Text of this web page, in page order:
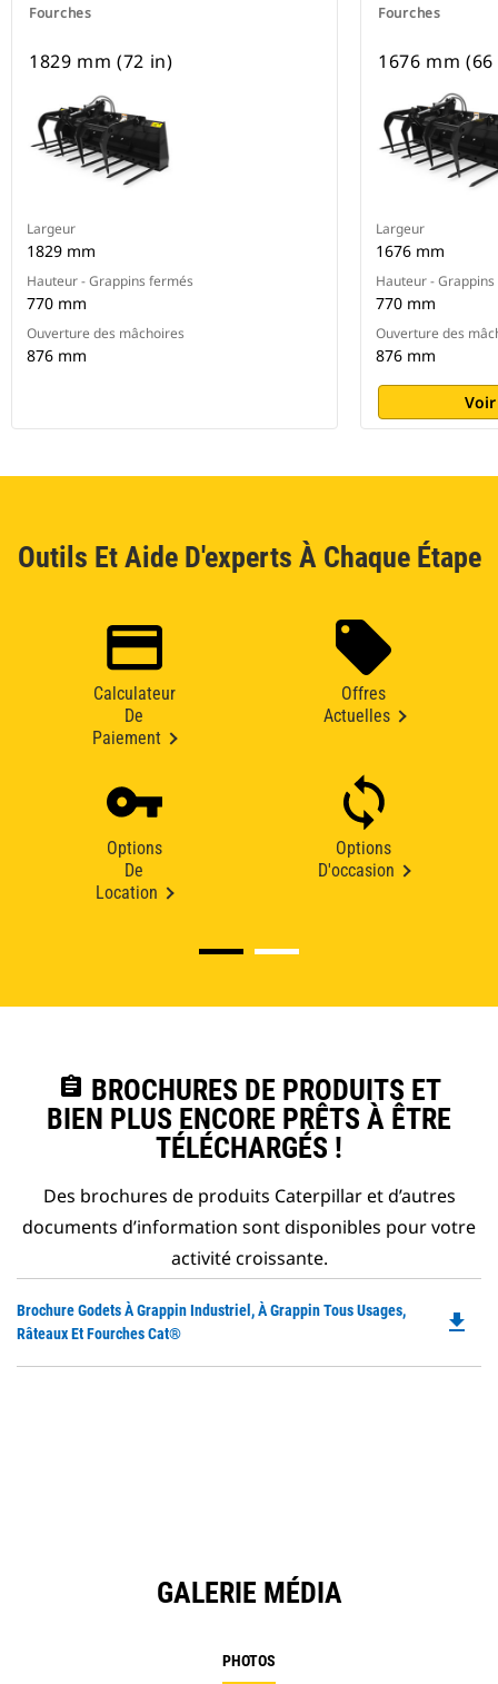
Fourches
1829 mm (72 in)
Largeur
1829 mm
Hauteur - Grappins fermés
770 mm
Ouverture des mâchoires
876 mm
Fourches
1676 mm
Largeur
1676 mm
Hauteur -
770 mm
Ouverture des
876 mm
Outils Et Aide D'experts À Chaque Étape
Calculateur
De
Paiement
Offres
Actuelles
Options
De
Location
Options
D'occasion
assignment BROCHURES DE PRODUITS ET
BIEN PLUS ENCORE PRÊTS À ÊTRE
TÉLÉCHARGÉS !
Des brochures de produits Caterpillar et d’autres
documents d’information sont disponibles pour votre
activité croissante.
Brochure Godets À Grappin Industriel, À Grappin Tous Usages,
Râteaux Et Fourches Cat®
file_download
GALERIE MÉDIA
PHOTOS